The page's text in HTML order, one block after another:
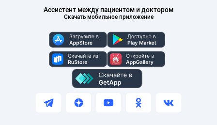
Ассистент между пациентом и доктором
Скачать мобильное приложение